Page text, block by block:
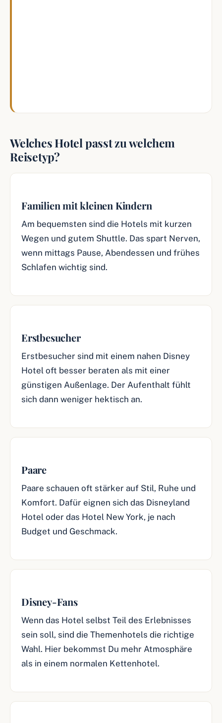
Welches Hotel passt zu welchem
Reisetyp?
Familien mit kleinen Kindern
Am bequemsten sind die Hotels mit kurzen
Wegen und gutem Shuttle. Das spart Nerven,
wenn mittags Pause, Abendessen und frühes
Schlafen wichtig sind.
Erstbesucher
Erstbesucher sind mit einem nahen Disney
Hotel oft besser beraten als mit einer
günstigen Außenlage. Der Aufenthalt fühlt
sich dann weniger hektisch an.
Paare
Paare schauen oft stärker auf Stil, Ruhe und
Komfort. Dafür eignen sich das Disneyland
Hotel oder das Hotel New York, je nach
Budget und Geschmack.
Disney-Fans
Wenn das Hotel selbst Teil des Erlebnisses
sein soll, sind die Themenhotels die richtige
Wahl. Hier bekommst Du mehr Atmosphäre
als in einem normalen Kettenhotel.